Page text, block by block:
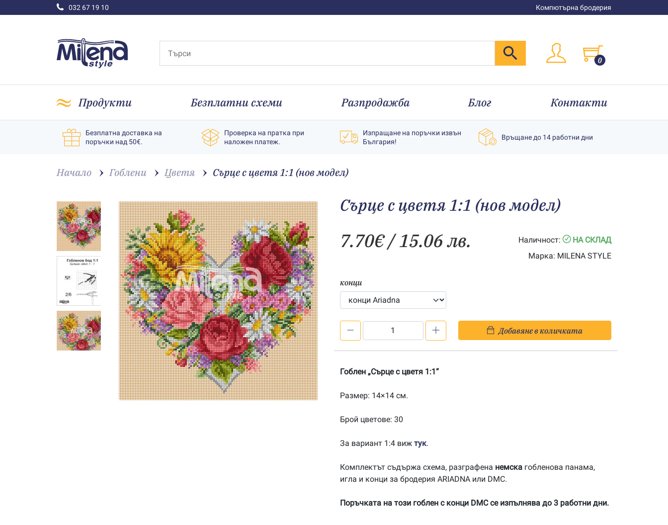
032 67 19 10 Компютърна бродерия
0
Продукти Безплатни схеми Разпродажба Блог Контакти
Безплатна доставка на
поръчки над 50€.
Проверка на пратка при
наложен платеж.
Изпращане на поръчки извън
България!
Връщане до 14 работни дни
Начало Гоблени Цветя Сърце с цветя 1:1 (нов модел)
Сърце с цветя 1:1 (нов модел)
7.70€/ 15.06 лв. Наличност:
НА СКЛАД
Марка: MILENA STYLE
конци
с
1:1
модел)
Добавяне в количката
Гоблен „Сърце с цветя 1:1“
Размер: 14×14 см.
Брой цветове: 30
За вариант 1:4 виж тук.
Комплектът съдържа схема, разграфена немска гобленова панама,
игла и конци за бродерия ARIADNA или DMC.
Поръчката на този гоблен с конци DMC се изпълнява до 3 работни дни.